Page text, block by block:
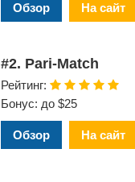
Обзор На сайт
#2. Pari-Match
Рейтинг:
Бонус: до $25
Обзор На сайт